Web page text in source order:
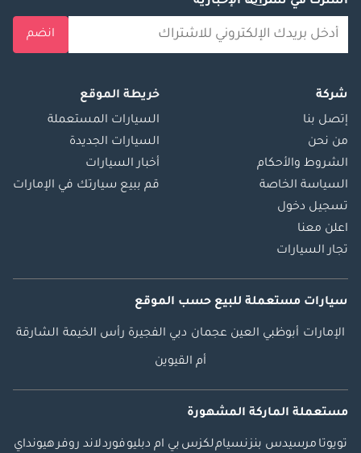
انضم
شركة
إتصل بنا
من نحن
الشروط والأحكام
السياسة الخاصة
تسجيل دخول
اعلن معنا
تجار السيارات
خريطة الموقع
السيارات المستعملة
السيارات الجديدة
أخبار السيارات
قم ببيع سيارتك في الإمارات
سيارات مستعملة للبيع حسب الموقع
الإمارات أبوظبي العين عجمان دبي الفجيرة رأس الخيمة الشارقة
أم القيوين
مستعملة الماركة المشهورة
تويوتا مرسيدس بنزنسياملكزس بي ام دبليوفوردلاند روفرهيونداي